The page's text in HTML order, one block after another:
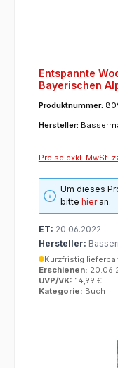
Entspannte
Bayerischen
Produktnummer:
Hersteller:
Preise exkl. MwSt.
Um dieses
bittehieran.
ET: 20.06.2022
Hersteller:
Kurzfristig lieferbar
Erschienen:
UVP/VK: 14,99 €
Kategorie: Buch